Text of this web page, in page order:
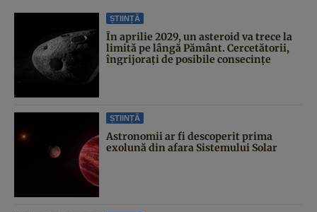
ȘTIINȚĂ
În aprilie 2029, un asteroid va trece la
limită pe lângă Pământ. Cercetătorii,
îngrijorați de posibile consecințe
ȘTIINȚĂ
Astronomii ar fi descoperit prima
exolună din afara Sistemului Solar